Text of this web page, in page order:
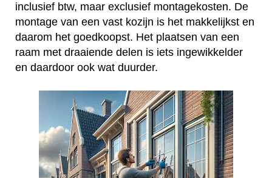
inclusief btw, maar exclusief montagekosten. De
montage van een vast kozijn is het makkelijkst en
daarom het goedkoopst. Het plaatsen van een
raam met draaiende delen is iets ingewikkelder
en daardoor ook wat duurder.